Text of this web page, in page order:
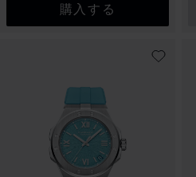
購入する